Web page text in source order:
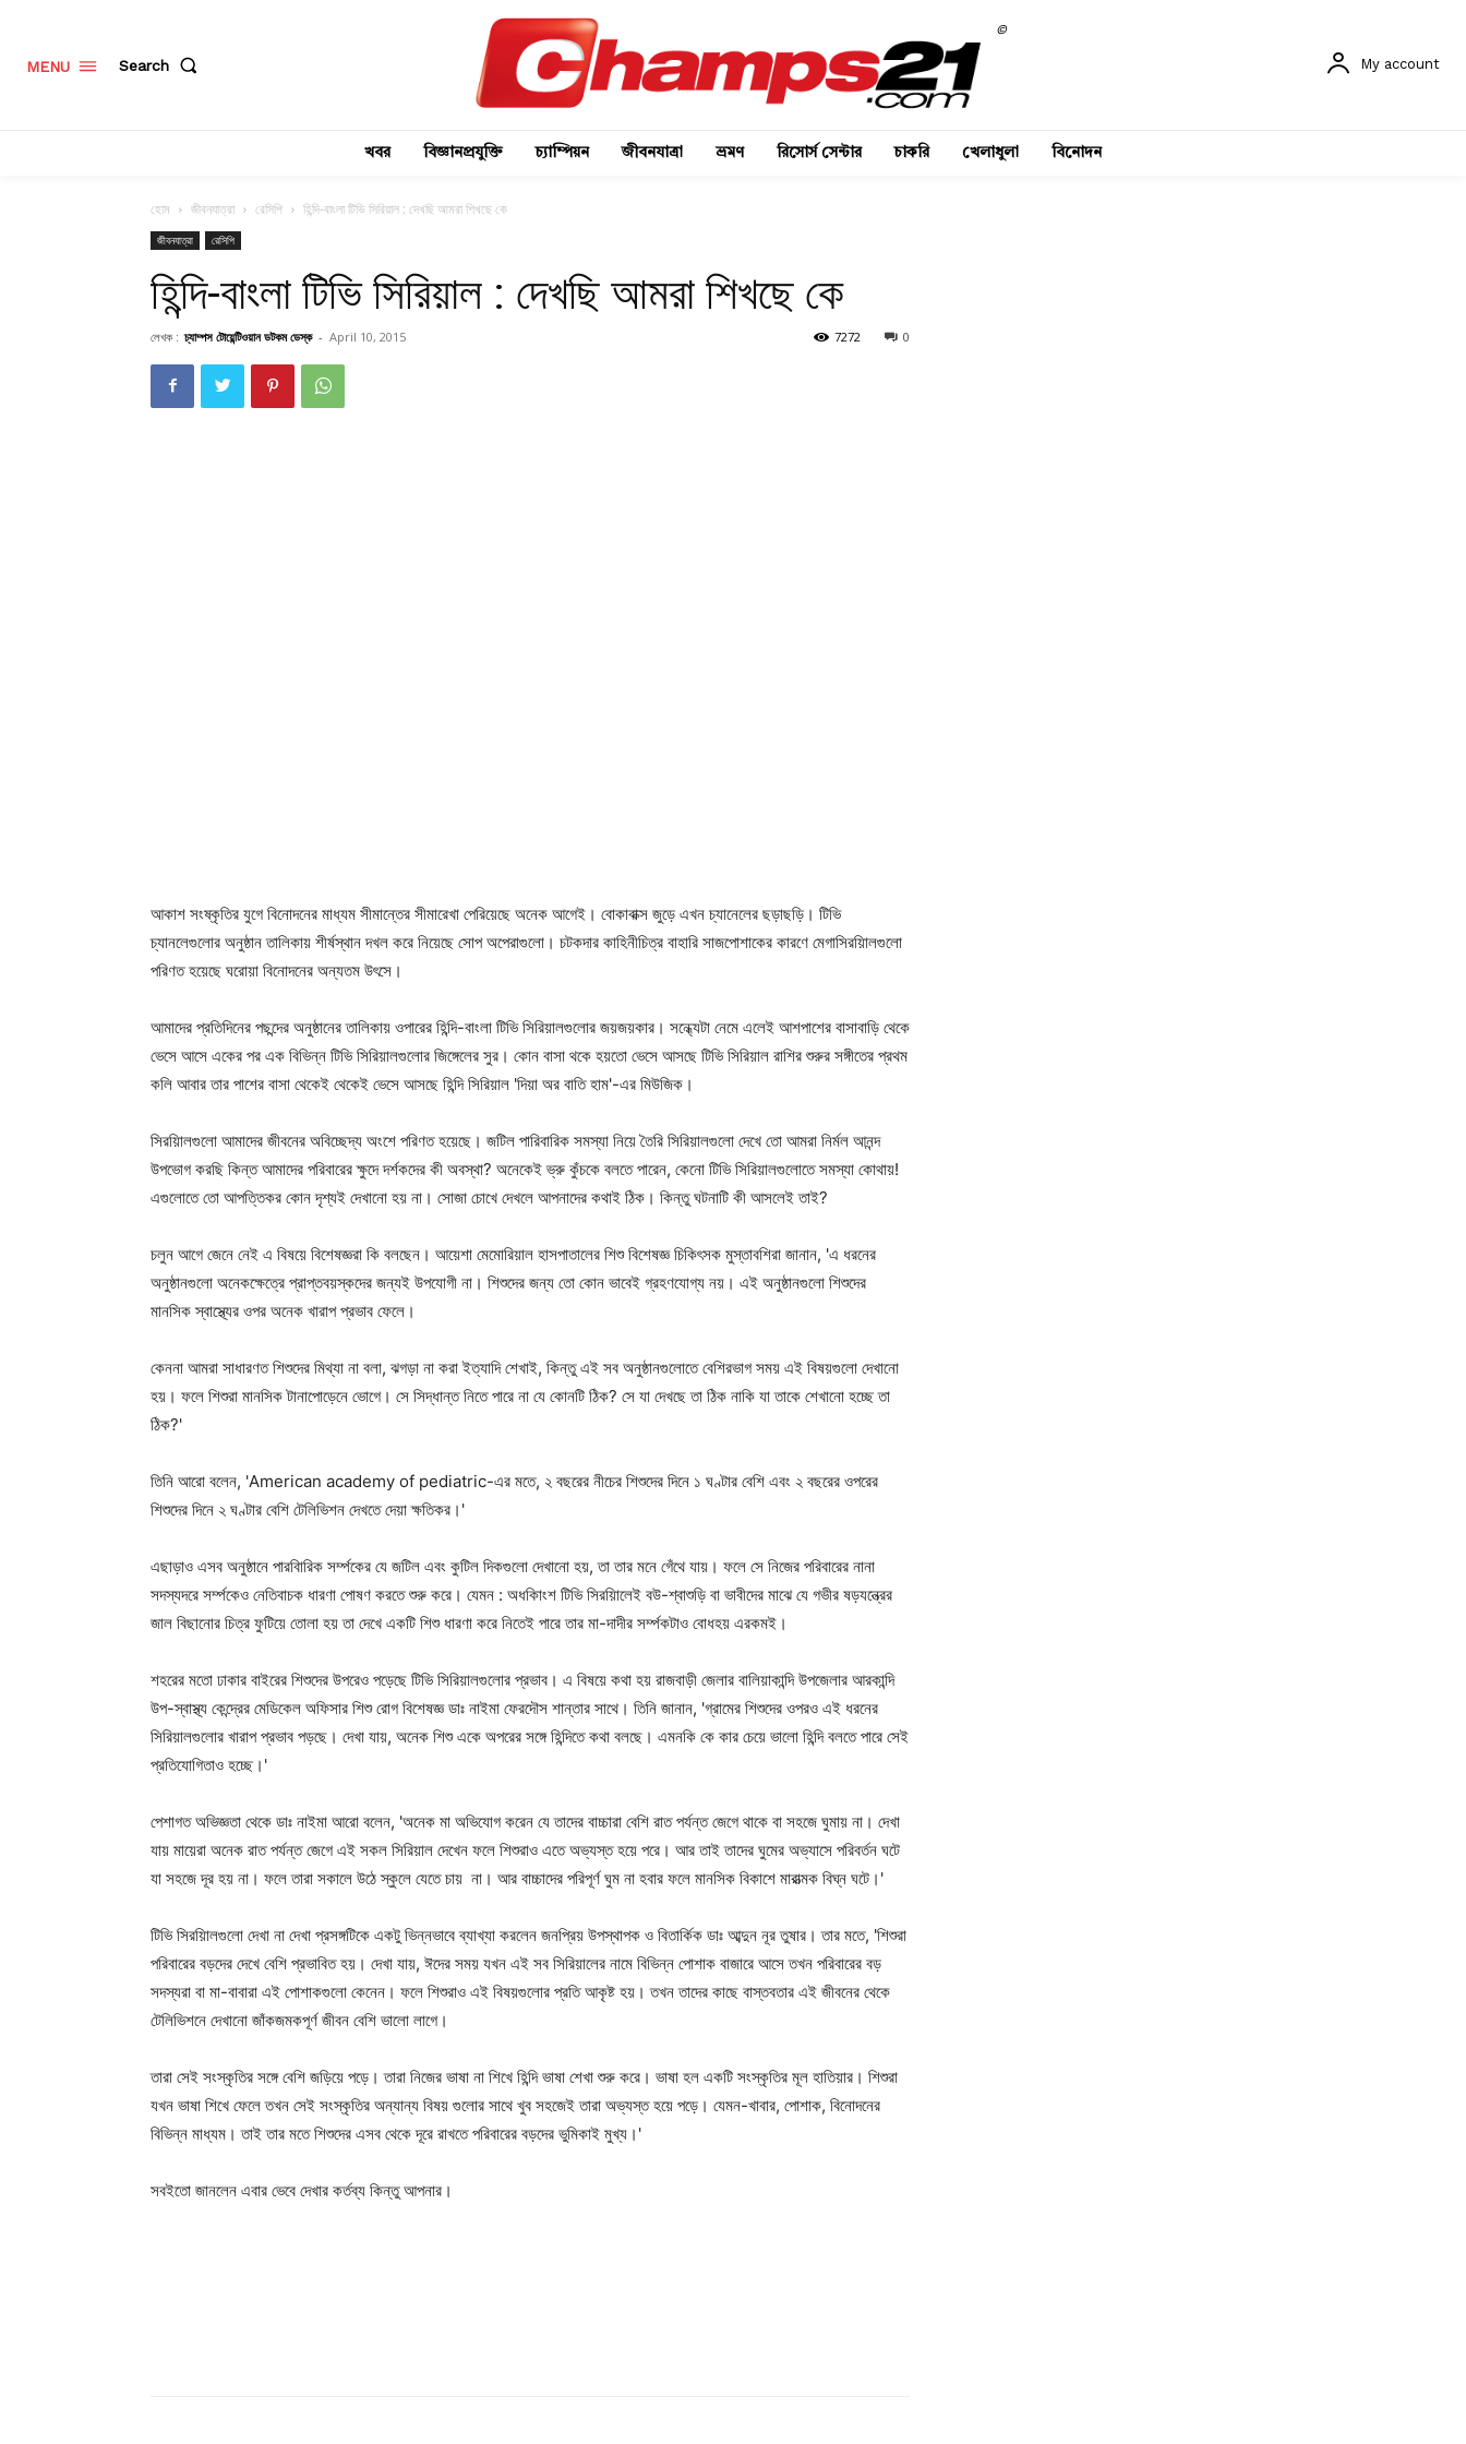
Champs21
Company
About
Contact us
Subscription Plans
MENU Search
©
My account
খবর বিজ্ঞানপ্রযুক্তি চ্যাম্পিয়ন জীবনযাত্রা ভ্রমণ রিসোর্স সেন্টার চাকরি খেলাধুলা বিনোদন
হোম জীবনযাত্রা রেসিপি হিন্দি-বাংলা টিভি সিরিয়াল : দেখছি আমরা শিখছে কে
জীবনযাত্রা রেসিপি
হিন্দি-বাংলা টিভি সিরিয়াল : দেখছি আমরা শিখছে কে
লেখক : চ্যাম্পস টোয়েন্টিওয়ান ডটকম ডেস্ক - April 10, 2015 0
7272
আকাশ সংষ্কৃতির যুগে বিনোদনের মাধ্যম সীমান্তের সীমারেখা পেরিয়েছে অনেক আগেই। বোকাবাক্স জুড়ে এখন চ্যানেলের ছড়াছড়ি। টিভি
চ্যানলেগুলোর অনুষ্ঠান তালিকায় শীর্ষস্থান দখল করে নিয়েছে সোপ অপেরাগুলো। চটকদার কাহিনীচিত্র বাহারি সাজপোশাকের কারণে মেগাসিরয়িালগুলো
পরিণত হয়েছে ঘরোয়া বিনোদনের অন্যতম উৎসে।
আমাদের প্রতিদিনের পছন্দের অনুষ্ঠানের তালিকায় ওপারের হিন্দি-বাংলা টিভি সিরিয়ালগুলোর জয়জয়কার। সন্ধ্যেটা নেমে এলেই আশপাশের বাসাবাড়ি থেকে
ভেসে আসে একের পর এক বিভিন্ন টিভি সিরিয়ালগুলোর জিঙ্গেলের সুর। কোন বাসা থকে হয়তো ভেসে আসছে টিভি সিরিয়াল রাশির শুরুর সঙ্গীতের প্রথম
কলি আবার তার পাশের বাসা থেকেই থেকেই ভেসে আসছে হিন্দি সিরিয়াল 'দিয়া অর বাতি হাম'-এর মিউজিক।
সিরয়িালগুলো আমাদের জীবনের অবিচ্ছেদ্য অংশে পরিণত হয়েছে। জটিল পারিবারিক সমস্যা নিয়ে তৈরি সিরিয়ালগুলো দেখে তো আমরা নির্মল আনন্দ
উপভোগ করছি কিন্ত আমাদের পরিবারের ক্ষুদে দর্শকদের কী অবস্থা? অনেকেই ভ্রু কুঁচকে বলতে পারেন, কেনো টিভি সিরিয়ালগুলোতে সমস্যা কোথায়!
এগুলোতে তো আপত্তিকর কোন দৃশ্যই দেখানো হয় না। সোজা চোখে দেখলে আপনাদের কথাই ঠিক। কিন্তু ঘটনাটি কী আসলেই তাই?
চলুন আগে জেনে নেই এ বিষয়ে বিশেষজ্ঞরা কি বলছেন। আয়েশা মেমোরিয়াল হাসপাতালের শিশু বিশেষজ্ঞ চিকিৎসক মুস্তাবশিরা জানান, 'এ ধরনের
অনুষ্ঠানগুলো অনেকক্ষেত্রে প্রাপ্তবয়স্কদের জন্যই উপযোগী না। শিশুদের জন্য তো কোন ভাবেই গ্রহণযোগ্য নয়। এই অনুষ্ঠানগুলো শিশুদের
মানসিক স্বাস্থ্যের ওপর অনেক খারাপ প্রভাব ফেলে।
কেননা আমরা সাধারণত শিশুদের মিথ্যা না বলা, ঝগড়া না করা ইত্যাদি শেখাই, কিন্তু এই সব অনুষ্ঠানগুলোতে বেশিরভাগ সময় এই বিষয়গুলো দেখানো
হয়। ফলে শিশুরা মানসিক টানাপোড়েনে ভোগে। সে সিদ্ধান্ত নিতে পারে না যে কোনটি ঠিক? সে যা দেখছে তা ঠিক নাকি যা তাকে শেখানো হচ্ছে তা
ঠিক?'
তিনি আরো বলেন, 'American academy of pediatric-এর মতে, ২ বছরের নীচের শিশুদের দিনে ১ ঘণ্টার বেশি এবং ২ বছরের ওপরের
শিশুদের দিনে ২ ঘণ্টার বেশি টেলিভিশন দেখতে দেয়া ক্ষতিকর।'
এছাড়াও এসব অনুষ্ঠানে পারবিারিক সর্ম্পকের যে জটিল এবং কুটিল দিকগুলো দেখানো হয়, তা তার মনে গেঁথে যায়। ফলে সে নিজের পরিবারের নানা
সদস্যদরে সর্ম্পকেও নেতিবাচক ধারণা পোষণ করতে শুরু করে। যেমন : অধকিাংশ টিভি সিরয়িালেই বউ-শ্বাশুড়ি বা ভাবীদের মাঝে যে গভীর ষড়যন্ত্রের
জাল বিছানোর চিত্র ফুটিয়ে তোলা হয় তা দেখে একটি শিশু ধারণা করে নিতেই পারে তার মা-দাদীর সর্ম্পকটাও বোধহয় এরকমই।
শহরের মতো ঢাকার বাইরের শিশুদের উপরেও পড়েছে টিভি সিরিয়ালগুলাের প্রভাব। এ বিষয়ে কথা হয় রাজবাড়ী জেলার বালিয়াকান্দি উপজেলার আরকান্দি
উপ-স্বাস্থ্য কেন্দ্রের মেডিকেল অফিসার শিশু রোগ বিশেষজ্ঞ ডাঃ নাইমা ফেরদৌস শান্তার সাথে। তিনি জানান, 'গ্রামের শিশুদের ওপরও এই ধরনের
সিরিয়ালগুলোর খারাপ প্রভাব পড়ছে। দেখা যায়, অনেক শিশু একে অপরের সঙ্গে হিন্দিতে কথা বলছে। এমনকি কে কার চেয়ে ভালো হিন্দি বলতে পারে সেই
প্রতিযোগিতাও হচ্ছে।'
পেশাগত অভিজ্ঞতা থেকে ডাঃ নাইমা আরো বলেন, 'অনেক মা অভিযোগ করেন যে তাদের বাচ্চারা বেশি রাত পর্যন্ত জেগে থাকে বা সহজে ঘুমায় না। দেখা
যায় মায়েরা অনেক রাত পর্যন্ত জেগে এই সকল সিরিয়াল দেখেন ফলে শিশুরাও এতে অভ্যস্ত হয়ে পরে। আর তাই তাদের ঘুমের অভ্যাসে পরিবর্তন ঘটে
যা সহজে দূর হয় না। ফলে তারা সকালে উঠে স্কুলে যেতে চায় না। আর বাচ্চাদের পরিপূর্ণ ঘুম না হবার ফলে মানসিক বিকাশে মারাত্মক বিঘ্ন ঘটে।'
টিভি সিরয়িালগুলো দেখা না দেখা প্রসঙ্গটিকে একটু ভিন্নভাবে ব্যাখ্যা করলেন জনপ্রিয় উপস্থাপক ও বিতার্কিক ডাঃ আব্দুন নূর তুষার। তার মতে, 'শিশুরা
পরিবারের বড়দের দেখে বেশি প্রভাবিত হয়। দেখা যায়, ঈদের সময় যখন এই সব সিরিয়ালের নামে বিভিন্ন পোশাক বাজারে আসে তখন পরিবারের বড়
সদস্যরা বা মা-বাবারা এই পোশাকগুলো কেনেন। ফলে শিশুরাও এই বিষয়গুলোর প্রতি আকৃষ্ট হয়। তখন তাদের কাছে বাস্তবতার এই জীবনের থেকে
টেলিভিশনে দেখানো জাঁকজমকপূর্ণ জীবন বেশি ভালো লাগে।
তারা সেই সংস্কৃতির সঙ্গে বেশি জড়িয়ে পড়ে। তারা নিজের ভাষা না শিখে হিন্দি ভাষা শেখা শুরু করে। ভাষা হল একটি সংস্কৃতির মূল হাতিয়ার। শিশুরা
যখন ভাষা শিখে ফেলে তখন সেই সংস্কৃতির অন্যান্য বিষয় গুলোর সাথে খুব সহজেই তারা অভ্যস্ত হয়ে পড়ে। যেমন-খাবার, পোশাক, বিনোদনের
বিভিন্ন মাধ্যম। তাই তার মতে শিশুদের এসব থেকে দূরে রাখতে পরিবারের বড়দের ভুমিকাই মুখ্য।'
সবইতো জানলেন এবার ভেবে দেখার কর্তব্য কিন্তু আপনার।